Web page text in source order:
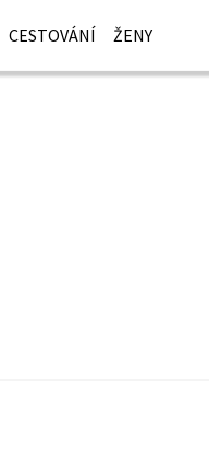
CESTOVÁNÍ ŽENY